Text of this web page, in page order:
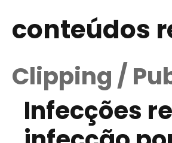
conteúdos
Clipping /
Infecções